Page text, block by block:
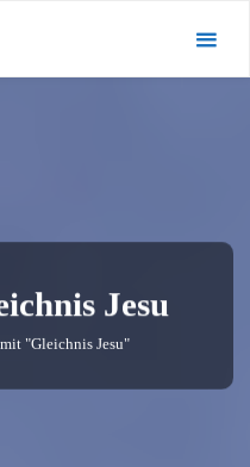
Jesu
"Gleichnis Jesu"